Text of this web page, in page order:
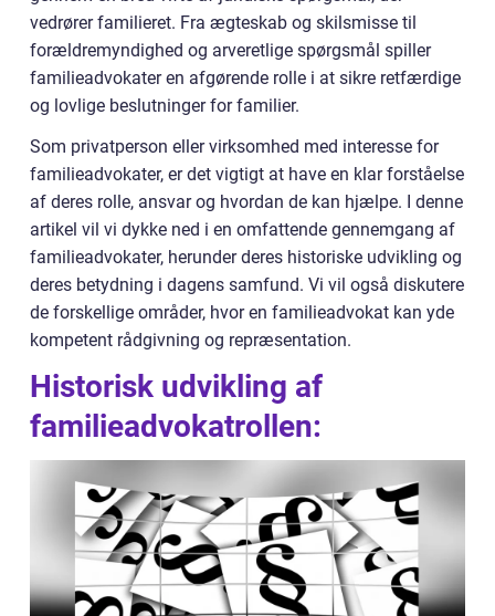
vedrører familieret. Fra ægteskab og skilsmisse til
forældremyndighed og arveretlige spørgsmål spiller
familieadvokater en afgørende rolle i at sikre retfærdige
og lovlige beslutninger for familier.
Som privatperson eller virksomhed med interesse for
familieadvokater, er det vigtigt at have en klar forståelse
af deres rolle, ansvar og hvordan de kan hjælpe. I denne
artikel vil vi dykke ned i en omfattende gennemgang af
familieadvokater, herunder deres historiske udvikling og
deres betydning i dagens samfund. Vi vil også diskutere
de forskellige områder, hvor en familieadvokat kan yde
kompetent rådgivning og repræsentation.
Historisk udvikling af
familieadvokatrollen: